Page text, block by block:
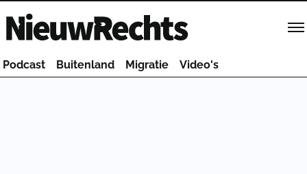
Homepage van NieuwRechts
Podcast Buitenland Migratie Video's